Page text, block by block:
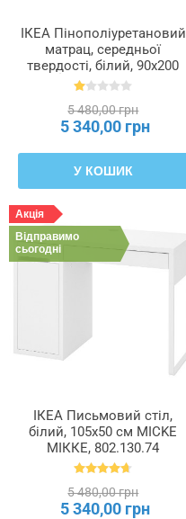
ІКЕА Пінополіуретановий
матрац, середньої
твердості, білий, 90x200
см ÅFJÄLL, 405.686.46
5 480,00 грн
5 340,00 грн
У КОШИК
Акція
Відправимо
сьогодні
ІКЕА Письмовий стіл,
білий, 105x50 см MICKE
МІККЕ, 802.130.74
5 480,00 грн
5 340,00 грн